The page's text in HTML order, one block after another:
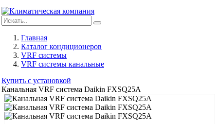
Главная
Каталог кондиционеров
VRF системы
VRF системы канальные
Купить с установкой
Канальная VRF система Daikin FXSQ25A